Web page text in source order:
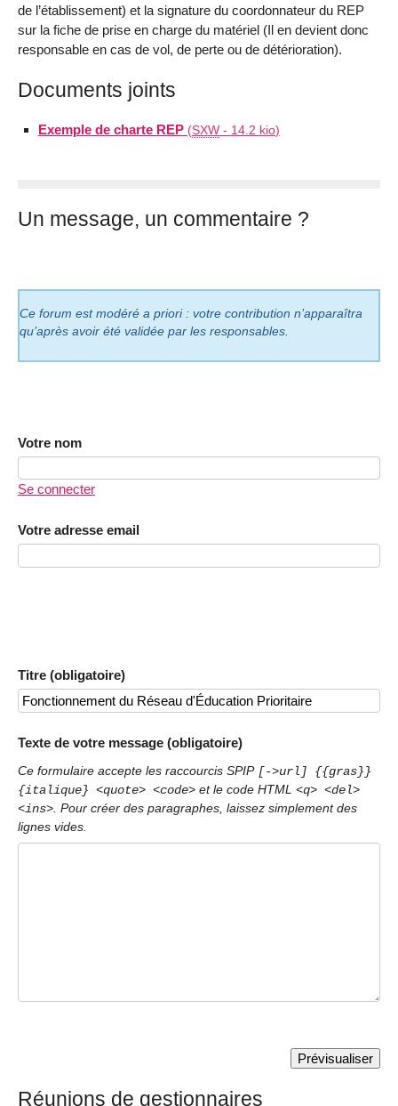
de l’établissement) et la signature du coordonnateur du REP
sur la fiche de prise en charge du matériel (Il en devient donc
responsable en cas de vol, de perte ou de détérioration).
Documents joints
Exemple de charte REP (SXW- 14.2 kio)
Un message, un commentaire ?
Ce forum est modéré a priori : votre contribution n’apparaîtra
qu’après avoir été validée par les responsables.
Votre nom
Se connecter
Votre adresse email
Titre (obligatoire)
Texte de votre message (obligatoire)
Ce formulaire accepte les raccourcis SPIP [->url] {{gras}}
{italique} <quote> <code> et le code HTML <q> <del>
<ins>. Pour créer des paragraphes, laissez simplement des
lignes vides.
Réunions de gestionnaires